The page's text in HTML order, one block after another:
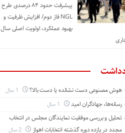
پیشرفت حدود ۸۴ درصدی طرح
NGL فاز دوم/ افزایش ظرفیت و
بهبود عملکرد، اولویت اصلی سال
هوش مصنوعی دست نشانده یا دست بالا؟
رسانه‌ها، جهادگران امید
تحلیل و بررسی موفقیت نمایندگان مجلس در انتخاب
مجدد در یازده دوره گذشته انتخابات اهواز